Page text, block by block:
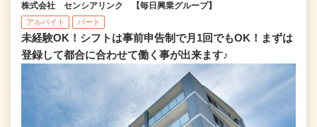
株式会社 センシアリンク 【毎日興業グループ】
アルバイト パート
未経験OK！シフトは事前申告制で月1回でもOK！まずは
登録して都合に合わせて働く事が出来ます♪